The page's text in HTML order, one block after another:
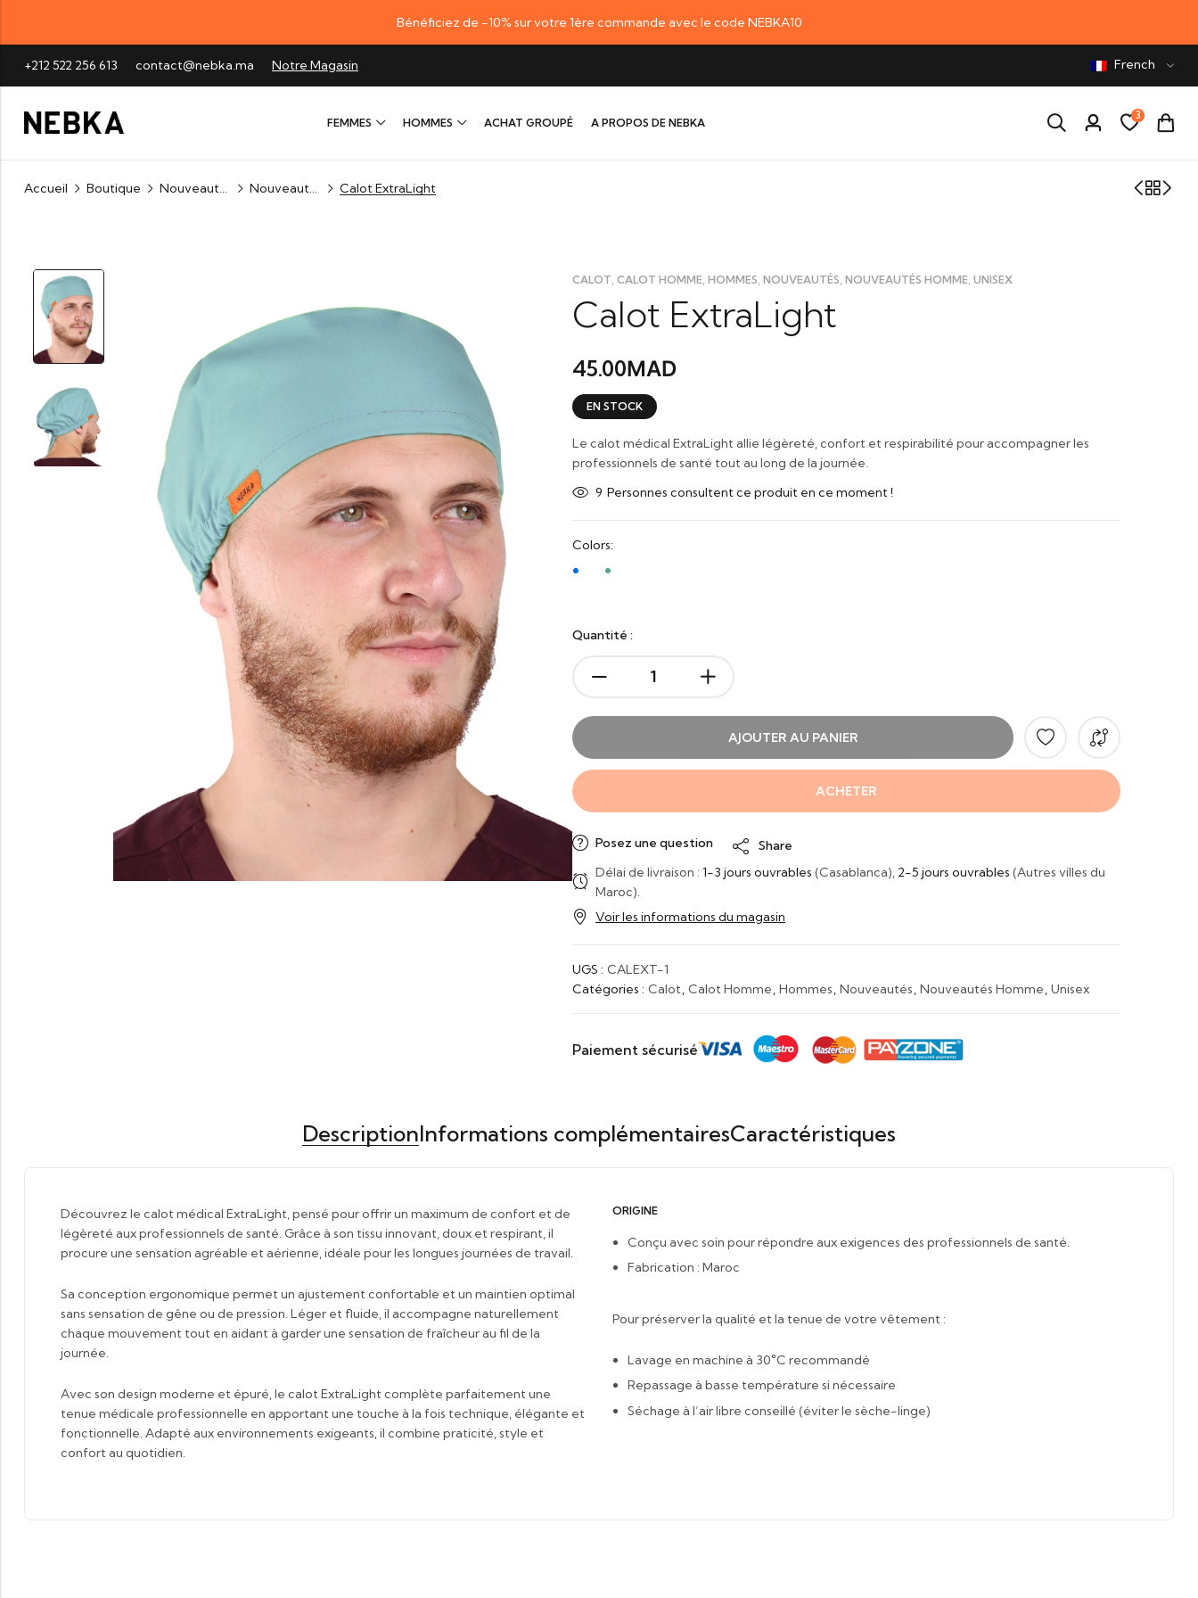
Bénéficiez de -10% sur votre 1ère commande avec le code NEBKA10
+212 522 256 613 contact@nebka.ma Notre Magasin French
FEMMES HOMMES ACHAT GROUPÉ A PROPOS DE NEBKA
3
Accueil Boutique Calot ExtraLight
CALOT CALOT HOMME HOMMES NOUVEAUTÉS NOUVEAUTÉS HOMME UNISEX
Calot ExtraLight
45.00MAD
EN STOCK
Le calot médical ExtraLight allie légèreté, confort et respirabilité pour accompagner les
professionnels de santé tout au long de la journée.
9 Personnes consultent ce produit en ce moment !
Colors:
Quantité :
AJOUTER AU PANIER
ACHETER
Posez une question
Share
Délai de livraison : 1-3 jours ouvrables (Casablanca), 2-5 jours ouvrables (Autres villes du
Maroc).
Voir les informations du magasin
UGS : CALEXT-1
Catégories : Calot, Calot Homme, Hommes, Nouveautés, Nouveautés Homme, Unisex
Paiement sécurisé
DescriptionInformations complémentairesCaractéristiques
Découvrez le calot médical ExtraLight, pensé pour offrir un maximum de confort et de
légèreté aux professionnels de santé. Grâce à son tissu innovant, doux et respirant, il
procure une sensation agréable et aérienne, idéale pour les longues journées de travail.
Sa conception ergonomique permet un ajustement confortable et un maintien optimal
sans sensation de gêne ou de pression. Léger et fluide, il accompagne naturellement
chaque mouvement tout en aidant à garder une sensation de fraîcheur au fil de la
journée.
Avec son design moderne et épuré, le calot ExtraLight complète parfaitement une
tenue médicale professionnelle en apportant une touche à la fois technique, élégante et
fonctionnelle. Adapté aux environnements exigeants, il combine praticité, style et
confort au quotidien.
ORIGINE
Conçu avec soin pour répondre aux exigences des professionnels de santé.
Fabrication : Maroc
Pour préserver la qualité et la tenue de votre vêtement :
Lavage en machine à 30°C recommandé
Repassage à basse température si nécessaire
Séchage à l’air libre conseillé (éviter le sèche-linge)